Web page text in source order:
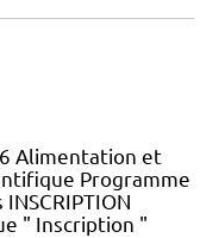
Alimentation et
Programme
" Inscription "